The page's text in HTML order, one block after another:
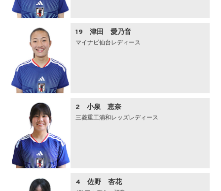
19 津田 愛乃音
マイナビ仙台レディース
2 小泉 恵奈
三菱重工浦和レッズレディース
4 佐野 杏花